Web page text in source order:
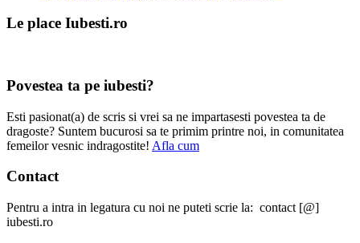
Le place Iubesti.ro
Povestea ta pe iubesti?
Esti pasionat(a) de scris si vrei sa ne impartasesti povestea ta de
dragoste? Suntem bucurosi sa te primim printre noi, in comunitatea
femeilor vesnic indragostite! Afla cum
Contact
Pentru a intra in legatura cu noi ne puteti scrie la: contact [@]
iubesti.ro